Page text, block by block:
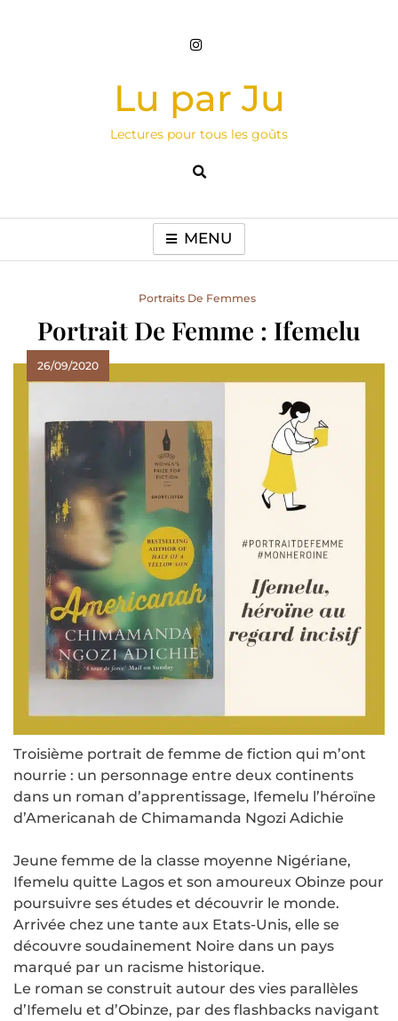
Lu par Ju
Lectures pour tous les goûts
MENU
Portraits De Femmes
Portrait De Femme : Ifemelu
26/09/2020
Troisième portrait de femme de fiction qui m’ont
nourrie : un personnage entre deux continents
dans un roman d’apprentissage, Ifemelu l’héroïne
d’Americanah de Chimamanda Ngozi Adichie
Jeune femme de la classe moyenne Nigériane,
Ifemelu quitte Lagos et son amoureux Obinze pour
poursuivre ses études et découvrir le monde.
Arrivée chez une tante aux Etats-Unis, elle se
découvre soudainement Noire dans un pays
marqué par un racisme historique.
Le roman se construit autour des vies parallèles
d’Ifemelu et d’Obinze, par des flashbacks navigant